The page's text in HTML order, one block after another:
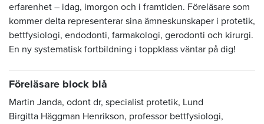
erfarenhet – idag, imorgon och i framtiden. Föreläsare som
kommer delta representerar sina ämneskunskaper i protetik,
bettfysiologi, endodonti, farmakologi, gerodonti och kirurgi.
En ny systematisk fortbildning i toppklass väntar på dig!
Föreläsare block blå
Martin Janda, odont dr, specialist protetik, Lund
Birgitta Häggman Henrikson, professor bettfysiologi,